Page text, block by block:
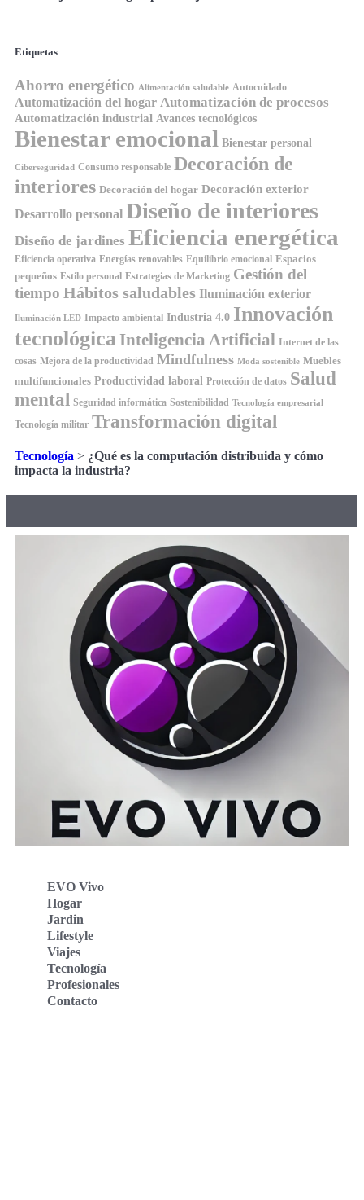
Etiquetas
Ahorro energético Alimentación saludable Autocuidado
Automatización del hogar Automatización de procesos
Automatización industrial Avances tecnológicos
Bienestar emocional Bienestar personal
Ciberseguridad Consumo responsable Decoración de
interiores Decoración del hogar Decoración exterior
Desarrollo personal Diseño de interiores
Diseño de jardines Eficiencia energética
Eficiencia operativa Energías renovables Equilibrio emocional Espacios
pequeños Estilo personal Estrategias de Marketing Gestión del
tiempo Hábitos saludables Iluminación exterior
Iluminación LED Impacto ambiental Industria 4.0 Innovación
tecnológica Inteligencia Artificial Internet de las
cosas Mejora de la productividad Mindfulness Moda sostenible Muebles
multifuncionales Productividad laboral Protección de datos Salud
mental Seguridad informática Sostenibilidad Tecnología empresarial
Tecnología militar Transformación digital
Tecnología > ¿Qué es la computación distribuida y cómo
impacta la industria?
EVO Vivo
Hogar
Jardin
Lifestyle
Viajes
Tecnología
Profesionales
Contacto